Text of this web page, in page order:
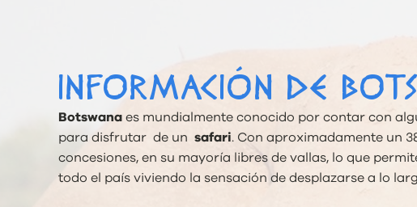
INFORMACIÓN DE
Botswana es mundialmente conocido por contar con
para disfrutar de un safari. Con aproximadamente un
concesiones, en su mayoría libres de vallas, lo que
todo el país viviendo la sensación de desplazarse a lo